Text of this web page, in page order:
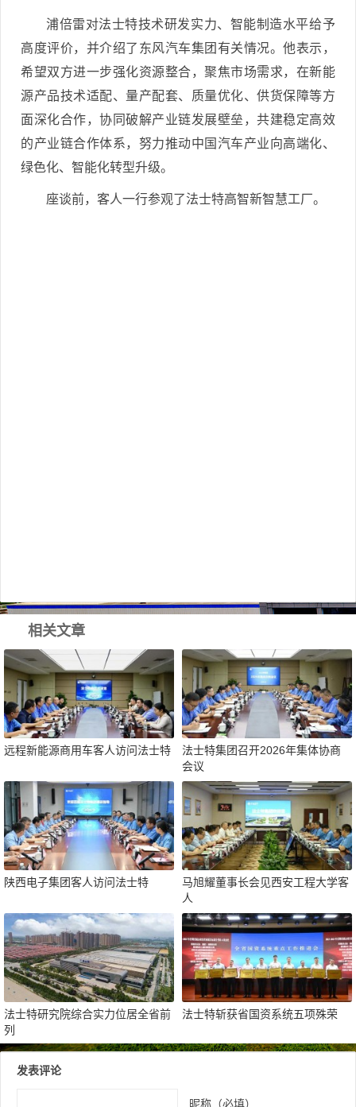
浦倍雷对法士特技术研发实力、智能制造水平给予
高度评价，并介绍了东风汽车集团有关情况。他表示，
希望双方进一步强化资源整合，聚焦市场需求，在新能
源产品技术适配、量产配套、质量优化、供货保障等方
面深化合作，协同破解产业链发展壁垒，共建稳定高效
的产业链合作体系，努力推动中国汽车产业向高端化、
绿色化、智能化转型升级。
座谈前，客人一行参观了法士特高智新智慧工厂。
相关文章
远程新能源商用车客人访问法士特
法士特集团召开2026年集体协商
会议
陕西电子集团客人访问法士特
马旭耀董事长会见西安工程大学客
人
法士特研究院综合实力位居全省前
列
法士特斩获省国资系统五项殊荣
发表评论
昵称（必填）